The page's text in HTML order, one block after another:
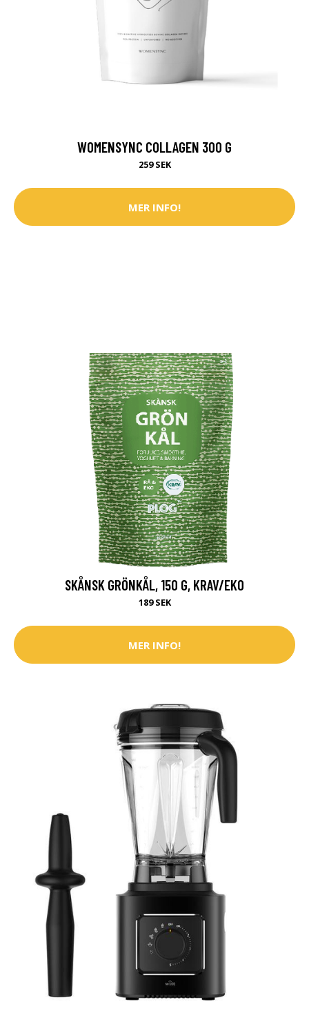
WOMENSYNC COLLAGEN 300 G
259 SEK
MER INFO!
SKÅNSK GRÖNKÅL, 150 G, KRAV/EKO
189 SEK
MER INFO!